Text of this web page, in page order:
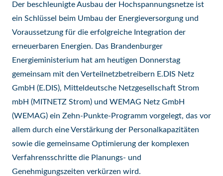
Der beschleunigte Ausbau der Hochspannungsnetze ist
ein Schlüssel beim Umbau der Energieversorgung und
Voraussetzung für die erfolgreiche Integration der
erneuerbaren Energien. Das Brandenburger
Energieministerium hat am heutigen Donnerstag
gemeinsam mit den Verteilnetzbetreibern E.DIS Netz
GmbH (E.DIS), Mitteldeutsche Netzgesellschaft Strom
mbH (MITNETZ Strom) und WEMAG Netz GmbH
(WEMAG) ein Zehn-Punkte-Programm vorgelegt, das vor
allem durch eine Verstärkung der Personalkapazitäten
sowie die gemeinsame Optimierung der komplexen
Verfahrensschritte die Planungs- und
Genehmigungszeiten verkürzen wird.